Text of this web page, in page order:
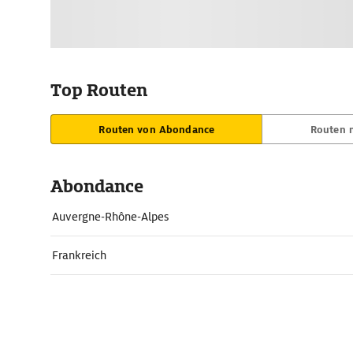
Top Routen
Routen von Abondance Routen
Abondance
Auvergne-Rhône-Alpes
Frankreich